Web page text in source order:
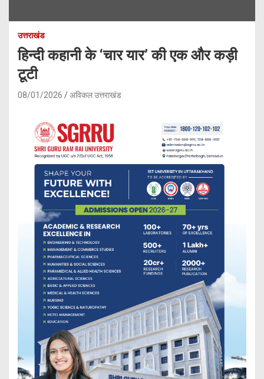
उत्तराखंड
हिन्दी कहानी के ‘चार यार’ की एक और कड़ी
टूटी
08/01/2026 अविकल उत्तराखंड